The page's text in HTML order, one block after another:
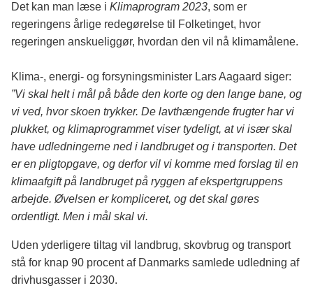
Det kan man læse i Klimaprogram 2023, som er
regeringens årlige redegørelse til Folketinget, hvor
regeringen anskueliggør, hvordan den vil nå klimamålene.
Klima-, energi- og forsyningsminister Lars Aagaard siger:
”Vi skal helt i mål på både den korte og den lange bane, og
vi ved, hvor skoen trykker. De lavthængende frugter har vi
plukket, og klimaprogrammet viser tydeligt, at vi især skal
have udledningerne ned i landbruget og i transporten. Det
er en pligtopgave, og derfor vil vi komme med forslag til en
klimaafgift på landbruget på ryggen af ekspertgruppens
arbejde. Øvelsen er kompliceret, og det skal gøres
ordentligt. Men i mål skal vi.
Uden yderligere tiltag vil landbrug, skovbrug og transport
stå for knap 90 procent af Danmarks samlede udledning af
drivhusgasser i 2030.